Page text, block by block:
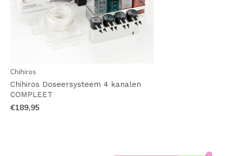
Chihiros
Chihiros Doseersysteem 4 kanalen
COMPLEET
€189,95